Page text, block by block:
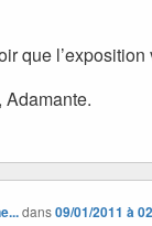
que
Adamante.
dans09/01/2011 à